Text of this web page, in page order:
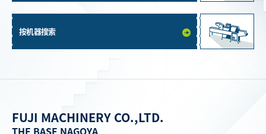
按机器搜索
FUJI MACHINERY CO.,LTD.
THE BASE NAGOYA